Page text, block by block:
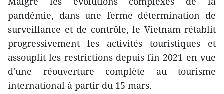
pandémie, dans une ferme détermination de
surveillance et de contrôle, le Vietnam rétablit
progressivement les activités touristiques et
assouplit les restrictions depuis fin 2021 en vue
d'une réouverture complète au tourisme
international à partir du 15 mars.